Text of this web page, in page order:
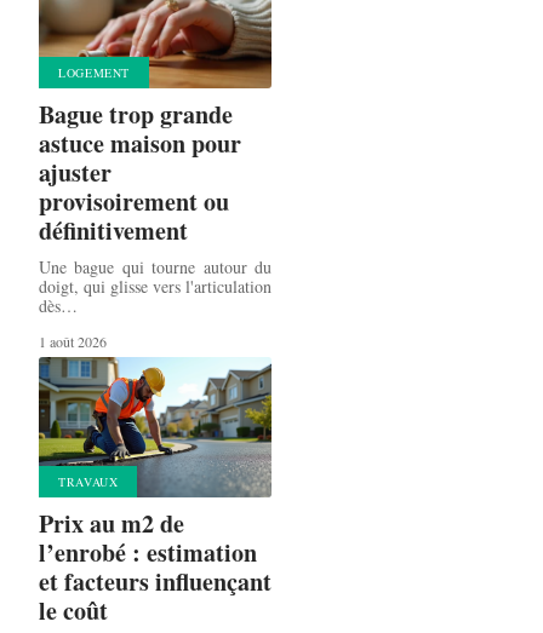
LOGEMENT
Bague trop grande
astuce maison pour
ajuster
provisoirement ou
définitivement
Une bague qui tourne autour du
doigt, qui glisse vers l'articulation
dès…
1 août 2026
TRAVAUX
Prix au m2 de
l’enrobé : estimation
et facteurs influençant
le coût